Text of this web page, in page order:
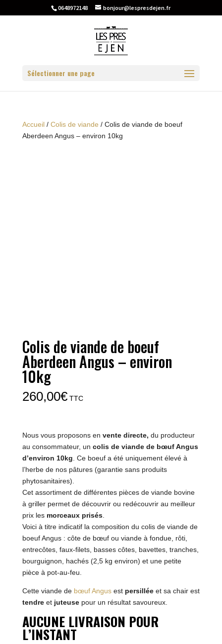
0648972148 bonjour@lespresdejen.fr
Sélectionner une page
Accueil/ Colis de viande / Colis de viande de boeuf
Aberdeen Angus – environ 10kg
Colis de viande de boeuf
Aberdeen Angus – environ
10kg
260,00€ TTC
Nous vous proposons en vente directe, du producteur
au consommateur, un colis de viande de bœuf Angus
d’environ 10kg . Ce boeuf a été uniquement élevé à
l’herbe de nos pâtures (garantie sans produits
phytosanitaires).
Cet assortiment de différentes pièces de viande bovine
à griller permet de découvrir ou redécouvrir au meilleur
prix les morceaux prisés.
Voici à titre indicatif la composition du colis de viande de
boeuf Angus : côte de bœuf ou viande à fondue, rôti,
entrecôtes, faux-filets, basses côtes, bavettes, tranches,
bourguignon, hachés (2,5 kg environ) et une petite
pièce à pot-au-feu.
Cette viande de bœuf Angusest persilléeet sa chair est
tendreet juteusepour un résultat savoureux.
AUCUNE LIVRAISON POUR
L’INSTANT